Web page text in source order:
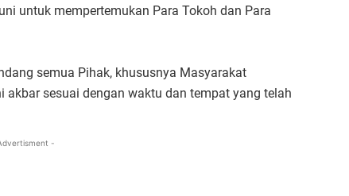
untuk mempertemukan Para Tokoh dan Para
semua Pihak, khususnya Masyarakat
akbar sesuai dengan waktu dan tempat yang telah
-